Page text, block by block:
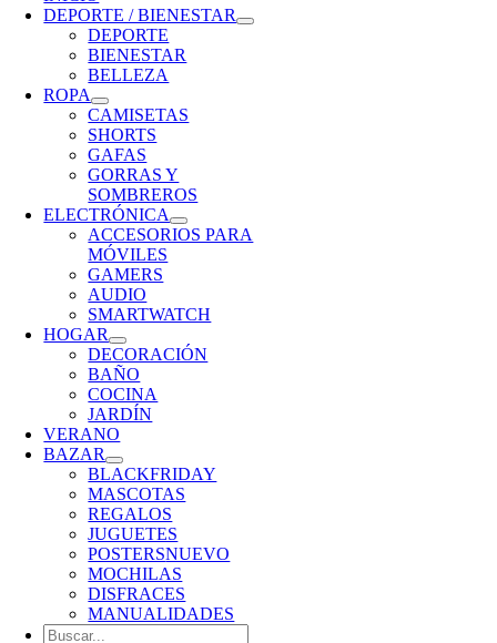
DEPORTE / BIENESTAR
DEPORTE
BIENESTAR
BELLEZA
ROPA
CAMISETAS
SHORTS
GAFAS
GORRAS Y
SOMBREROS
ELECTRÓNICA
ACCESORIOS PARA
MÓVILES
GAMERS
AUDIO
SMARTWATCH
HOGAR
DECORACIÓN
BAÑO
COCINA
JARDÍN
VERANO
BAZAR
BLACKFRIDAY
MASCOTAS
REGALOS
JUGUETES
POSTERSNUEVO
MOCHILAS
DISFRACES
MANUALIDADES
Buscar: